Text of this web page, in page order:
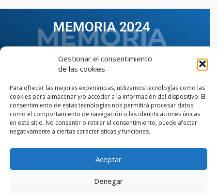
Gestionar el consentimiento
de las cookies
Para ofrecer las mejores experiencias, utilizamos tecnologías como las
cookies para almacenar y/o acceder a la información del dispositivo. El
consentimiento de estas tecnologías nos permitirá procesar datos
como el comportamiento de navegación o las identificaciones únicas
en este sitio. No consentir o retirar el consentimiento, puede afectar
negativamente a ciertas características y funciones.
Aceptar
Denegar
MEMORIA 2024
VER TODAS LAS MEMORIAS